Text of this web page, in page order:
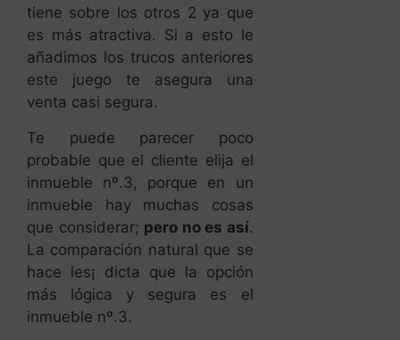
tiene sobre los otros 2 ya que
es más atractiva. Si a esto le
añadimos los trucos anteriores
este juego te asegura una
venta casi segura.
Te puede parecer poco
probable que el cliente elija el
inmueble nº.3, porque en un
inmueble hay muchas cosas
que considerar; pero no es así.
La comparación natural que se
hace les¡ dicta que la opción
más lógica y segura es el
inmueble nº.3.